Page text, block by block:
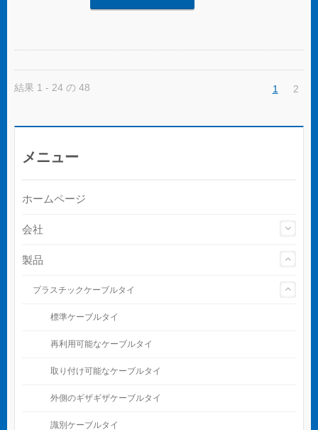
結果 1 - 24 の 48 1 2
メニュー
ホームページ
会社
製品
プラスチックケーブルタイ
標準ケーブルタイ
再利用可能なケーブルタイ
取り付け可能なケーブルタイ
外側のギザギザケーブルタイ
識別ケーブルタイ